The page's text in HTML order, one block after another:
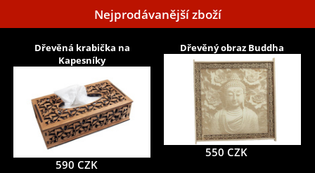
Nejprodávanější zboží
Dřevěná krabička na
Kapesníky
590 CZK
Dřevěný obraz Buddha
550 CZK